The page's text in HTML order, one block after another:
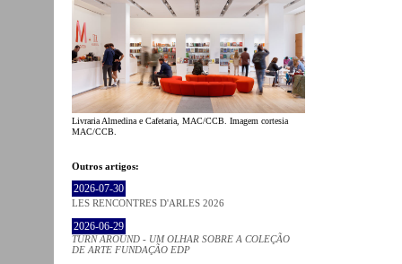
Livraria Almedina e Cafetaria, MAC/CCB. Imagem cortesia
MAC/CCB.
Outros artigos:
2026-07-30
LES RENCONTRES D'ARLES 2026
2026-06-29
TURN AROUND - UM OLHAR SOBRE A COLEÇÃO
DE ARTE FUNDAÇÃO EDP